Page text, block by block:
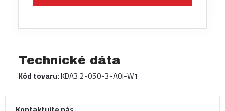
Technické dáta
Kód tovaru:KDA3.2-050-3-A0I-W1